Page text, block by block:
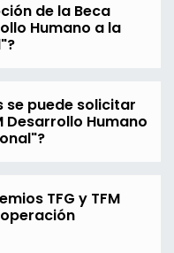
de la Beca
Humano a la
se puede solicitar
Desarrollo Humano
TFG y TFM